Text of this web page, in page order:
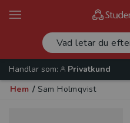
Handlar som:
Privatkund
Hem / Sam Holmqvist